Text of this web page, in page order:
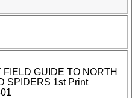
GUIDE TO NORTH
SPIDERS 1st Print